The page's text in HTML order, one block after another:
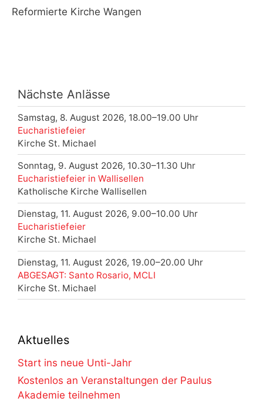
Reformierte Kirche Wangen
Nächste Anlässe
Samstag, 8. August 2026, 18.00–19.00 Uhr
Eucharistiefeier
Kirche St. Michael
Sonntag, 9. August 2026, 10.30–11.30 Uhr
Eucharistiefeier in Wallisellen
Katholische Kirche Wallisellen
Dienstag, 11. August 2026, 9.00–10.00 Uhr
Eucharistiefeier
Kirche St. Michael
Dienstag, 11. August 2026, 19.00–20.00 Uhr
ABGESAGT: Santo Rosario, MCLI
Kirche St. Michael
Aktuelles
Start ins neue Unti-Jahr
Kostenlos an Veranstaltungen der Paulus
Akademie teilnehmen